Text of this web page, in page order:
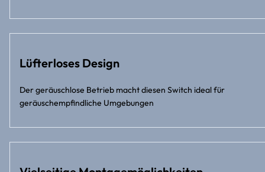
Lüfterloses Design
Der geräuschlose Betrieb macht diesen Switch ideal für
geräuschempfindliche Umgebungen